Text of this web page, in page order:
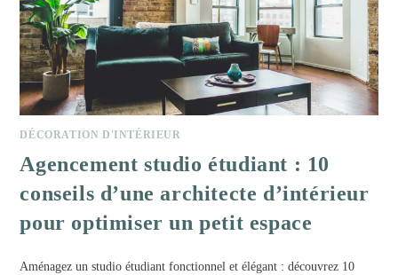
DÉCORATION D'INTÉRIEUR
Agencement studio étudiant : 10
conseils d’une architecte d’intérieur
pour optimiser un petit espace
Aménagez un studio étudiant fonctionnel et élégant : découvrez 10